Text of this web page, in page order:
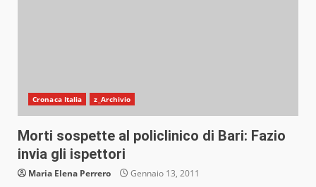
Cronaca Italia z_Archivio
Morti sospette al policlinico di Bari: Fazio
invia gli ispettori
Maria Elena Perrero Gennaio 13, 2011